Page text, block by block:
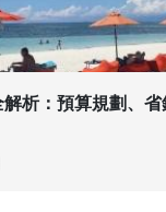
析：預算規劃、